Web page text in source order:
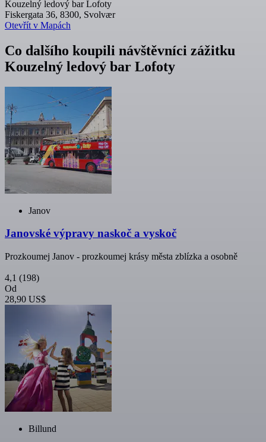
Kouzelný ledový bar Lofoty
Fiskergata 36, 8300, Svolvær
Otevřít v Mapách
Co dalšího koupili návštěvníci zážitku
Kouzelný ledový bar Lofoty
Janov
Janovské výpravy naskoč a vyskoč
Prozkoumej Janov - prozkoumej krásy města zblízka a osobně
4,1 (198)
Od
28,90 US$
Billund